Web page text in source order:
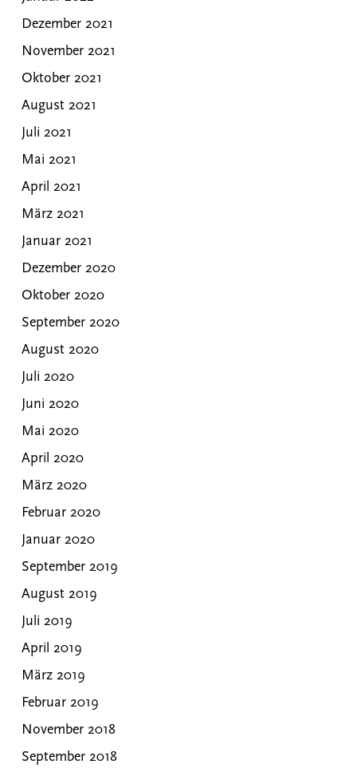
Dezember 2021
November 2021
Oktober 2021
August 2021
Juli 2021
Mai 2021
April 2021
März 2021
Januar 2021
Dezember 2020
Oktober 2020
September 2020
August 2020
Juli 2020
Juni 2020
Mai 2020
April 2020
März 2020
Februar 2020
Januar 2020
September 2019
August 2019
Juli 2019
April 2019
März 2019
Februar 2019
November 2018
September 2018